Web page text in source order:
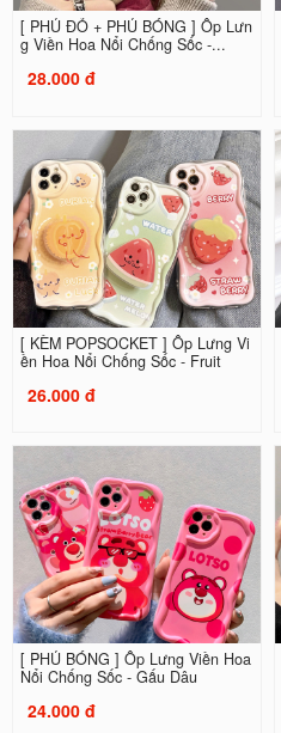
[ PHỦ ĐỎ + PHỦ BÓNG ] Ốp Lưn
g Viền Hoa Nổi Chống Sốc -...
28.000 đ
[ KÈM POPSOCKET ] Ốp Lưng Vi
ền Hoa Nổi Chống Sốc - Fruit
26.000 đ
[ PHỦ BÓNG ] Ốp Lưng Viền Hoa
Nổi Chống Sốc - Gấu Dâu
24.000 đ